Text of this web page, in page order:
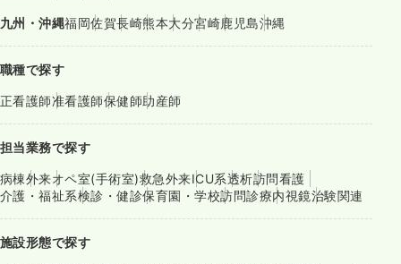
九州・沖縄福岡佐賀長崎熊本大分宮崎鹿児島沖縄
職種で探す
正看護師准看護師保健師助産師
担当業務で探す
病棟外来オペ室(手術室)救急外来ICU系透析訪問看護
介護・福祉系検診・健診保育園・学校訪問診療内視鏡治験関連
施設形態で探す